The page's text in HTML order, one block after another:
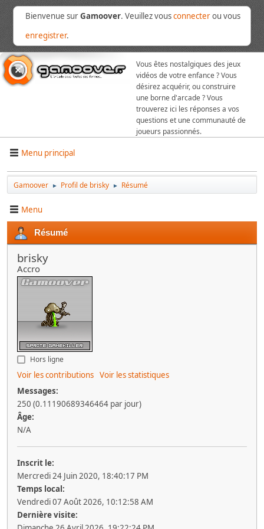
Bienvenue surGamoover. Veuillez vousconnecterou vous
enregistrer.
Vous êtes nostalgiques des jeux
vidéos de votre enfance ? Vous
désirez acquérir, ou construire
une borne d'arcade ? Vous
trouverez ici les réponses a vos
questions et une communauté de
joueurs passionnés.
Menu principal
Gamoover ► Profil de brisky ► Résumé
Menu
Résumé
brisky
Accro
Hors ligne
Voir les contributions Voir les statistiques
Messages:
250 (0.11190689346464 par jour)
Âge:
N/A
Inscrit le:
Mercredi 24 Juin 2020, 18:40:17 PM
Temps local:
Vendredi 07 Août 2026, 10:12:58 AM
Dernière visite: